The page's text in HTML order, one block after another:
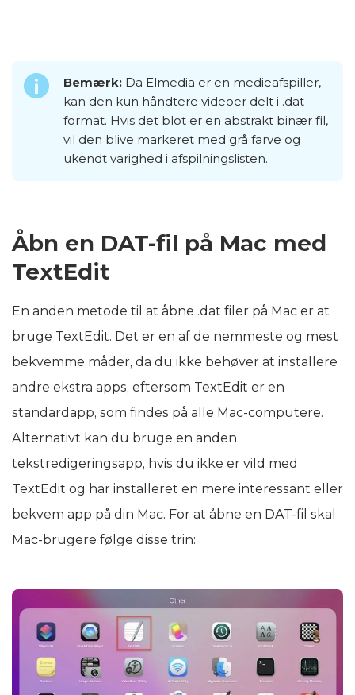
Bemærk: Da Elmedia er en medieafspiller,
kan den kun håndtere videoer delt i .dat-
format. Hvis det blot er en abstrakt binær fil,
vil den blive markeret med grå farve og
ukendt varighed i afspilningslisten.
Åbn en DAT-fil på Mac med
TextEdit
En anden metode til at åbne .dat filer på Mac er at
bruge TextEdit. Det er en af de nemmeste og mest
bekvemme måder, da du ikke behøver at installere
andre ekstra apps, eftersom TextEdit er en
standardapp, som findes på alle Mac-computere.
Alternativt kan du bruge en anden
tekstredigeringsapp, hvis du ikke er vild med
TextEdit og har installeret en mere interessant eller
bekvem app på din Mac. For at åbne en DAT-fil skal
Mac-brugere følge disse trin: